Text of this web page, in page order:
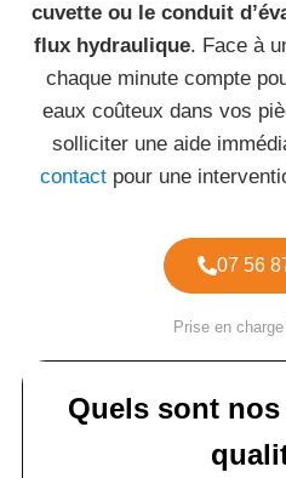
cuvette ou le conduit
flux hydraulique. Face à
chaque minute compte
eaux coûteux dans vos
solliciter une aide
contact pour une
07 56
Prise en
Quels sont